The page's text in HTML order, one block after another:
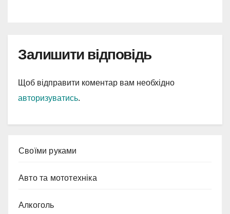
Залишити відповідь
Щоб відправити коментар вам необхідно
авторизуватись.
Cвоїми руками
Авто та мототехніка
Алкоголь